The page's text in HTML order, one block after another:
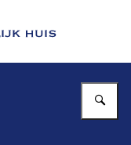
Koninklijk Huis